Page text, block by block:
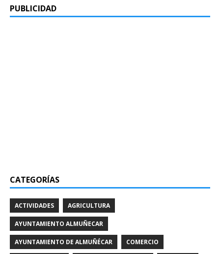
PUBLICIDAD
CATEGORÍAS
ACTIVIDADES AGRICULTURA
AYUNTAMIENTO ALMUÑECAR
AYUNTAMIENTO DE ALMUÑÉCAR COMERCIO